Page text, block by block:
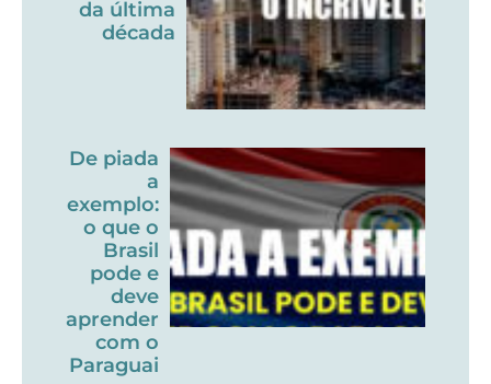
da última
década
De piada
a
exemplo:
o que o
Brasil
pode e
deve
aprender
com o
Paraguai